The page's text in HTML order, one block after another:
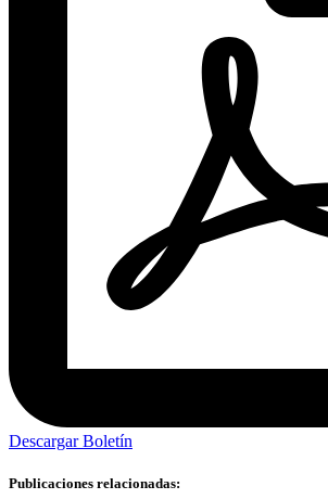
Descargar Boletín
Publicaciones relacionadas: